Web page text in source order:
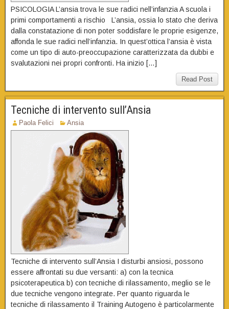
PSICOLOGIA L’ansia trova le sue radici nell’infanzia A scuola i
primi comportamenti a rischio L’ansia, ossia lo stato che deriva
dalla constatazione di non poter soddisfare le proprie esigenze,
affonda le sue radici nell’infanzia. In quest’ottica l’ansia è vista
come un tipo di auto-preoccupazione caratterizzata da dubbi e
svalutazioni nei propri confronti. Ha inizio […]
Read Post
Tecniche di intervento sull’Ansia
Paola Felici Ansia
Tecniche di intervento sull’Ansia I disturbi ansiosi, possono
essere affrontati su due versanti: a) con la tecnica
psicoterapeutica b) con tecniche di rilassamento, meglio se le
due tecniche vengono integrate. Per quanto riguarda le
tecniche di rilassamento il Training Autogeno è particolarmente